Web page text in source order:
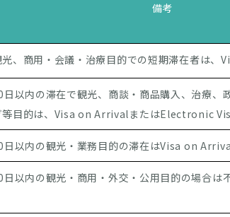
備考
光、商用・会議・治療目的での短期滞在者は
日以内の滞在で観光、商談・商品購入、治療、
等目的は、Visa on ArrivalまたはElectronic
日以内の観光・業務目的の滞在はVisa on
日以内の観光・商用・外交・公用目的の場合は